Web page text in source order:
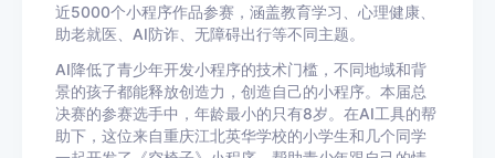
近5000个小程序作品参赛，涵盖教育学习、心理健康、
助老就医、AI防诈、无障碍出行等不同主题。
AI降低了青少年开发小程序的技术门槛，不同地域和背
景的孩子都能释放创造力，创造自己的小程序。本届总
决赛的参赛选手中，年龄最小的只有8岁。在AI工具的帮
助下，这位来自重庆江北英华学校的小学生和几个同学